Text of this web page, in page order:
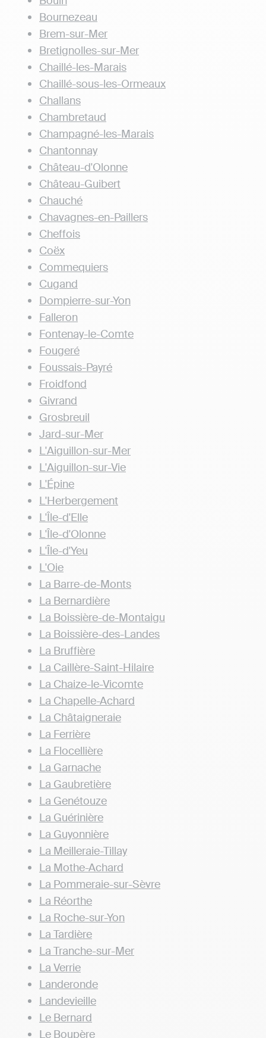
Bournezeau
Brem-sur-Mer
Bretignolles-sur-Mer
Chaillé-les-Marais
Chaillé-sous-les-Ormeaux
Challans
Chambretaud
Champagné-les-Marais
Chantonnay
Château-d'Olonne
Château-Guibert
Chauché
Chavagnes-en-Paillers
Cheffois
Coëx
Commequiers
Cugand
Dompierre-sur-Yon
Falleron
Fontenay-le-Comte
Fougeré
Foussais-Payré
Froidfond
Givrand
Grosbreuil
Jard-sur-Mer
L'Aiguillon-sur-Mer
L'Aiguillon-sur-Vie
L'Épine
L'Herbergement
L'Île-d'Elle
L'Île-d'Olonne
L'Île-d'Yeu
L'Oie
La Barre-de-Monts
La Bernardière
La Boissière-de-Montaigu
La Boissière-des-Landes
La Bruffière
La Caillère-Saint-Hilaire
La Chaize-le-Vicomte
La Chapelle-Achard
La Châtaigneraie
La Ferrière
La Flocellière
La Garnache
La Gaubretière
La Genétouze
La Guérinière
La Guyonnière
La Meilleraie-Tillay
La Mothe-Achard
La Pommeraie-sur-Sèvre
La Réorthe
La Roche-sur-Yon
La Tardière
La Tranche-sur-Mer
La Verrie
Landeronde
Landevieille
Le Bernard
Le Boupère